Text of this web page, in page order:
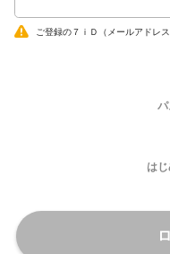
ご登録の７ｉＤ（メールアドレ
は